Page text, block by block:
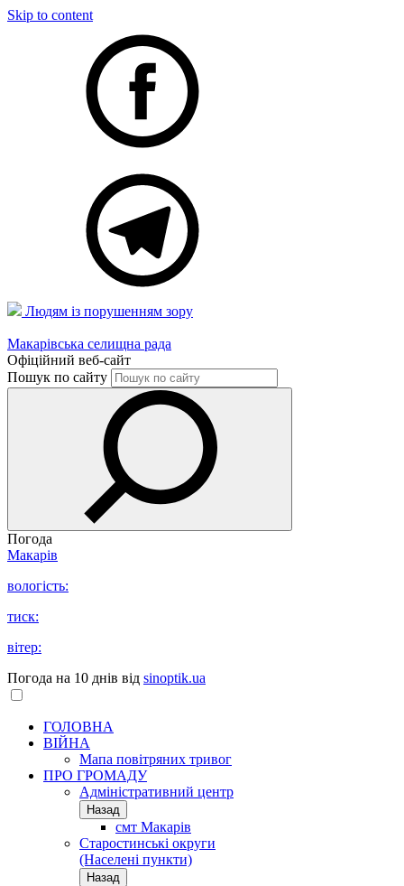
Skip to content
Людям із порушенням зору
Макарівська селищна рада
Офіційний веб-сайт
Пошук по сайту
Погода
Макарів
вологість:
тиск:
вітер:
Погода на 10 днів від sinoptik.ua
ГОЛОВНА
ВІЙНА
Мапа повітряних тривог
ПРО ГРОМАДУ
Aдміністративний центр
Назад
смт Макарів
Старостинські округи
(Населені пункти)
Назад